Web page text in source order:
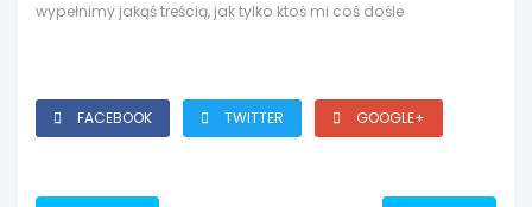
wypełnimy jakąś treścią, jak tylko ktoś mi coś dośle
FACEBOOK TWITTER GOOGLE+